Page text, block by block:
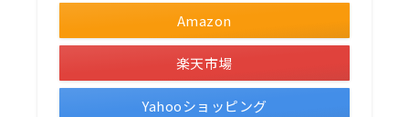
Amazon
楽天市場
Yahooショッピング